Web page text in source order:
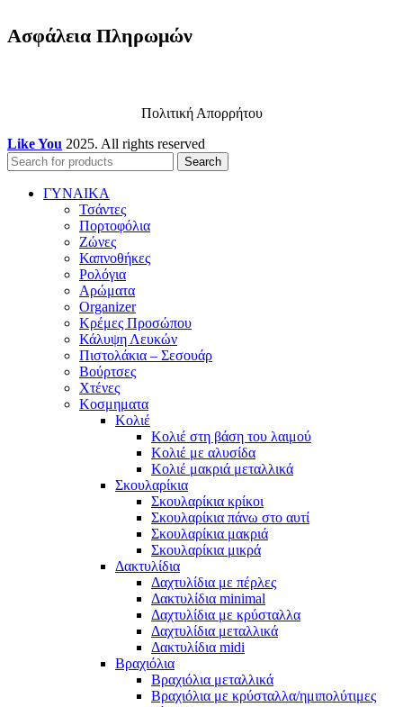
Ασφάλεια Πληρωμών
Πολιτική Απορρήτου
Like You 2025. All rights reserved
Search
ΓΥΝΑΙΚΑ
Τσάντες
Πορτοφόλια
Ζώνες
Καπνοθήκες
Ρολόγια
Αρώματα
Organizer
Κρέμες Προσώπου
Κάλυψη Λευκών
Πιστολάκια – Σεσουάρ
Βούρτσες
Χτένες
Κοσμηματα
Κολιέ
Κολιέ στη βάση του λαιμού
Κολιέ με αλυσίδα
Κολιέ μακριά μεταλλικά
Σκουλαρίκια
Σκουλαρίκια κρίκοι
Σκουλαρίκια πάνω στο αυτί
Σκουλαρίκια μακριά
Σκουλαρίκια μικρά
Δακτυλίδια
Δαχτυλίδια με πέρλες
Δακτυλίδια minimal
Δαχτυλίδια με κρύσταλλα
Δαχτυλίδια μεταλλικά
Δακτυλίδια midi
Βραχιόλια
Βραχιόλια μεταλλικά
Βραχιόλια με κρύσταλλα/ημιπολύτιμες